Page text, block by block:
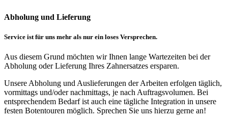
Abholung und Lieferung
Service ist für uns mehr als nur ein loses Versprechen.
Aus diesem Grund möchten wir Ihnen lange Wartezeiten bei der
Abholung oder Lieferung Ihres Zahnersatzes ersparen.
Unsere Abholung und Auslieferungen der Arbeiten erfolgen täglich,
vormittags und/oder nachmittags, je nach Auftragsvolumen. Bei
entsprechendem Bedarf ist auch eine tägliche Integration in unsere
festen Botentouren möglich. Sprechen Sie uns hierzu gerne an!